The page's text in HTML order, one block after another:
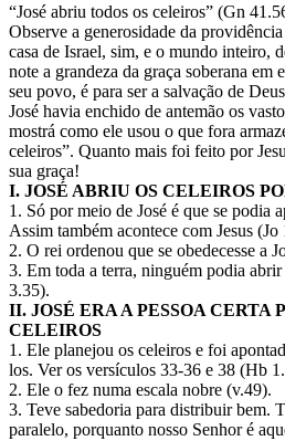
“José abriu todos os celeiros” (Gn
Observe a generosidade da
casa de Israel, sim, e o mundo inteiro,
note a grandeza da graça soberana em
seu povo, é para ser a salvação de
José havia enchido de antemão os
mostrá como ele usou o que fora
celeiros”. Quanto mais foi feito por
sua graça!
I. JOSÉ ABRIU OS CELEIROS
1. Só por meio de José é que se podia
Assim também acontece com Jesus (Jo
2. O rei ordenou que se obedecesse a
3. Em toda a terra, ninguém podia
3.35).
II. JOSÉ ERA A PESSOA CERTA
CELEIROS
1. Ele planejou os celeiros e foi
los. Ver os versículos 33-36 e 38 (Hb
2. Ele o fez numa escala nobre (v.49).
3. Teve sabedoria para distribuir bem.
paralelo, porquanto nosso Senhor é